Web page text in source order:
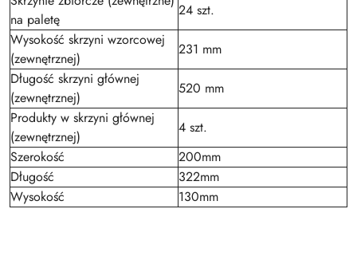
na paletę
24 szt.
Wysokość skrzyni wzorcowej
(zewnętrznej)
231 mm
Długość skrzyni głównej
(zewnętrznej)
520 mm
Produkty w skrzyni głównej
(zewnętrznej)
4 szt.
Szerokość
200mm
Długość
322mm
Wysokość
130mm